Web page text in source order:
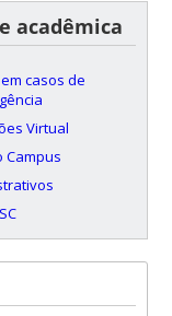
acadêmica
casos de
Virtual
Campus